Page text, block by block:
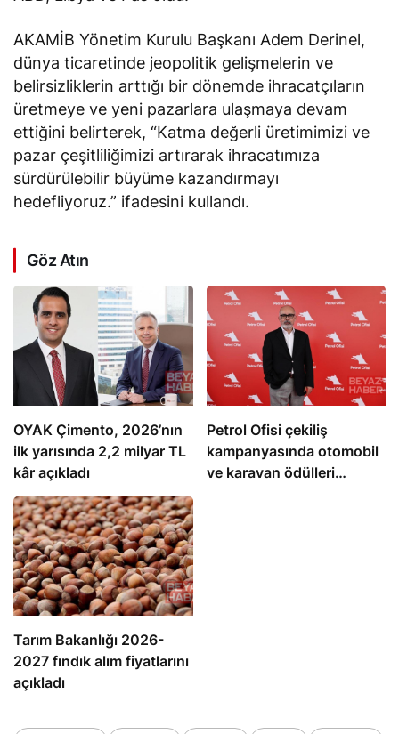
AKAMİB Yönetim Kurulu Başkanı Adem Derinel,
dünya ticaretinde jeopolitik gelişmelerin ve
belirsizliklerin arttığı bir dönemde ihracatçıların
üretmeye ve yeni pazarlara ulaşmaya devam
ettiğini belirterek, “Katma değerli üretimimizi ve
pazar çeşitliliğimizi artırarak ihracatımıza
sürdürülebilir büyüme kazandırmayı
hedefliyoruz.” ifadesini kullandı.
Göz Atın
OYAK Çimento, 2026’nın
ilk yarısında 2,2 milyar TL
kâr açıkladı
Petrol Ofisi çekiliş
kampanyasında otomobil
ve karavan ödülleri
Tarım Bakanlığı 2026-
2027 fındık alım fiyatlarını
açıkladı